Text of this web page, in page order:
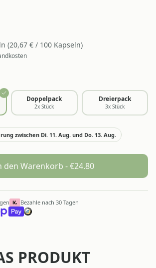
(20,67 € / 100 Kapseln)
Doppelpack
2x Stück
Dreierpack
3x Stück
zwischen Di. 11. Aug. und Do. 13. Aug.
den Warenkorb - €24.80
Bezahle nach 30 Tagen
PRODUKT